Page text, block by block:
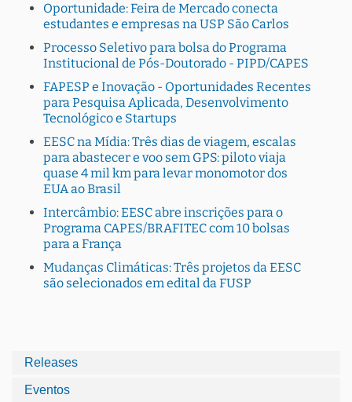
Oportunidade: Feira de Mercado conecta
estudantes e empresas na USP São Carlos
Processo Seletivo para bolsa do Programa
Institucional de Pós-Doutorado - PIPD/CAPES
FAPESP e Inovação - Oportunidades Recentes
para Pesquisa Aplicada, Desenvolvimento
Tecnológico e Startups
EESC na Mídia: Três dias de viagem, escalas
para abastecer e voo sem GPS: piloto viaja
quase 4 mil km para levar monomotor dos
EUA ao Brasil
Intercâmbio: EESC abre inscrições para o
Programa CAPES/BRAFITEC com 10 bolsas
para a França
Mudanças Climáticas: Três projetos da EESC
são selecionados em edital da FUSP
Releases
Eventos